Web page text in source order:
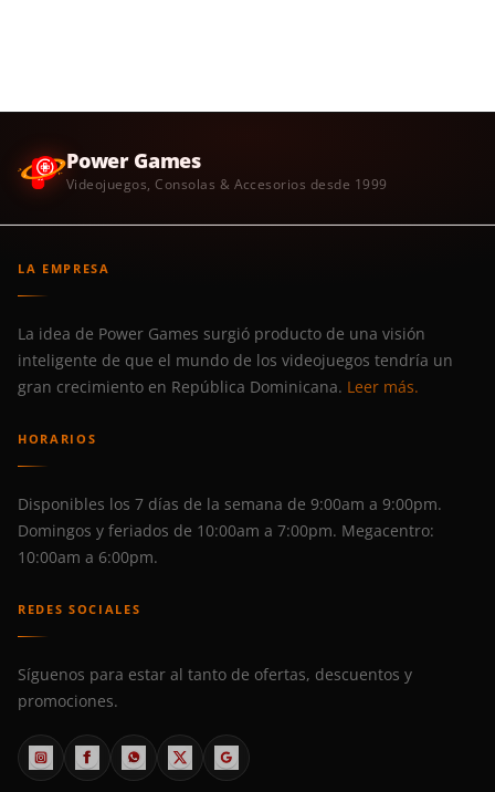
Power Games
Videojuegos, Consolas & Accesorios desde 1999
LA EMPRESA
La idea de Power Games surgió producto de una visión
inteligente de que el mundo de los videojuegos tendría un
gran crecimiento en República Dominicana. Leer más.
HORARIOS
Disponibles los 7 días de la semana de 9:00am a 9:00pm.
Domingos y feriados de 10:00am a 7:00pm. Megacentro:
10:00am a 6:00pm.
REDES SOCIALES
Síguenos para estar al tanto de ofertas, descuentos y
promociones.